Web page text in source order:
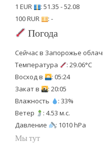
1 EUR
: 51.35 - 52.08
100 RUR
: -
Погода
Сейчас в Запорожье
Температура
: 29.06°C
Восход в
: 05:24
Закат в
: 20:05
Влажность
: 33%
Ветер
: 4.53 м.с.
Давление
: 1010 hPa
Мы тут